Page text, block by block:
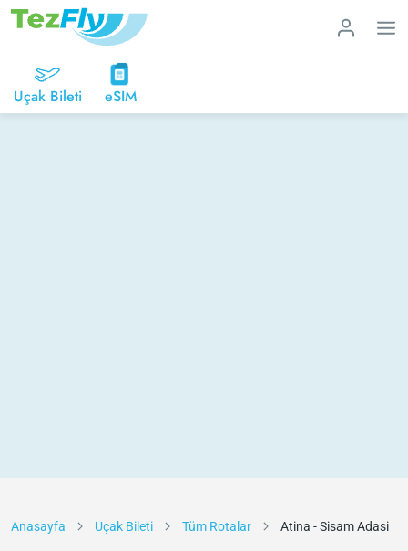
Uçak Bileti eSIM
Anasayfa Uçak Bileti Tüm Rotalar Atina - Sisam Adasi